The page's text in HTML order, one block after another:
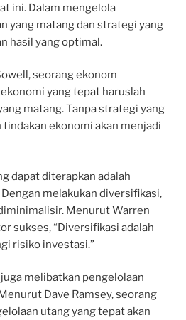
ini. Dalam mengelola
yang matang dan strategi yang
hasil yang optimal.
seorang ekonom
yang tepat haruslah
matang. Tanpa strategi yang
tindakan ekonomi akan menjadi
dapat diterapkan adalah
melakukan diversifikasi,
Menurut Warren
sukses, “Diversifikasi adalah
risiko investasi.”
melibatkan pengelolaan
Dave Ramsey, seorang
utang yang tepat akan